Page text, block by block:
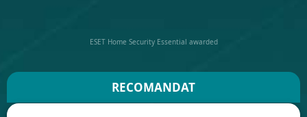
ESET Home Security Essential awarded
RECOMANDAT